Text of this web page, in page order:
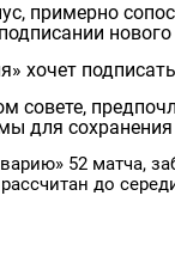
примерно
нового
хочет
совете,
для сохранения
52 матча,
до